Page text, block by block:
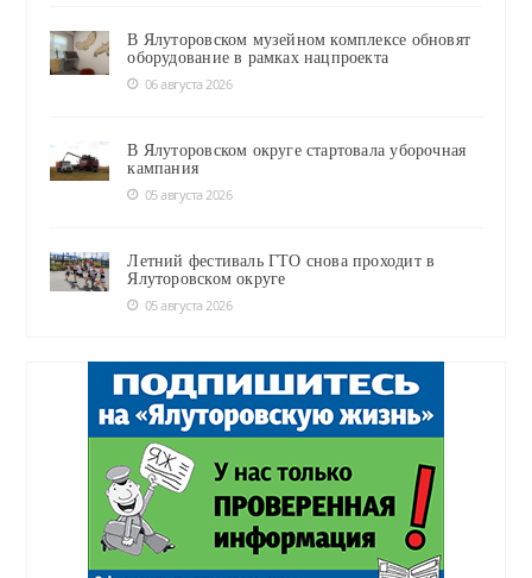
В Ялуторовском музейном комплексе обновят
оборудование в рамках нацпроекта
06 августа 2026
В Ялуторовском округе стартовала уборочная
кампания
05 августа 2026
Летний фестиваль ГТО снова проходит в
Ялуторовском округе
05 августа 2026